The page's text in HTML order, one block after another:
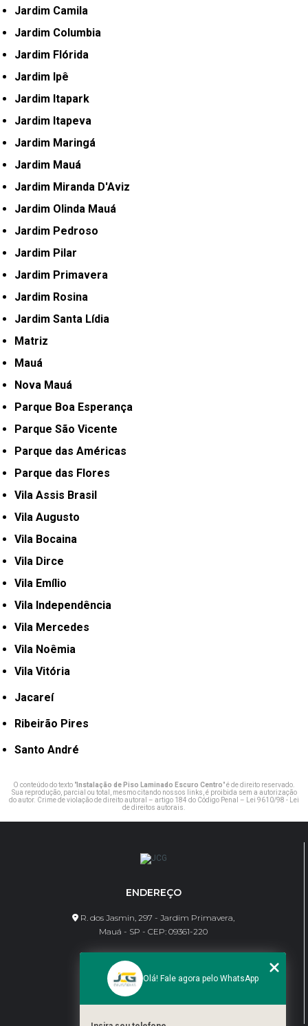
Jardim Camila
Jardim Columbia
Jardim Flórida
Jardim Ipê
Jardim Itapark
Jardim Itapeva
Jardim Maringá
Jardim Mauá
Jardim Miranda D'Aviz
Jardim Olinda Mauá
Jardim Pedroso
Jardim Pilar
Jardim Primavera
Jardim Rosina
Jardim Santa Lídia
Matriz
Mauá
Nova Mauá
Parque Boa Esperança
Parque São Vicente
Parque das Américas
Parque das Flores
Vila Assis Brasil
Vila Augusto
Vila Bocaina
Vila Dirce
Vila Emílio
Vila Independência
Vila Mercedes
Vila Noêmia
Vila Vitória
Jacareí
Ribeirão Pires
Santo André
O conteúdo do texto " Instalação de Piso Laminado Escuro Centro" é de direito reservado.
Sua reprodução, parcial ou total, mesmo citando nossos links, é proibida sem a autorização
do autor. Crime de violação de direito autoral – artigo 184 do Código Penal –
Lei 9610/98 - Lei
de direitos autorais
ENDEREÇO
R. dos Jasmin, 297 - Jardim Primavera,
Mauá - SP - CEP: 09361-220
CONTATO
(11) 95462-8630
bene@jcgdivisorias.com
Olá! Fale agora pelo WhatsApp